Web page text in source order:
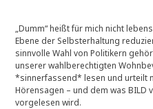
„Dumm“ heißt für mich nicht
Ebene der Selbsterhaltung
sinnvolle Wahl von Politikern
unserer wahlberechtigten
*sinnerfassend* lesen und urteilt
Hörensagen – und dem was BILD
vorgelesen wird.